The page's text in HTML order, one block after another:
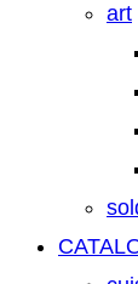
art